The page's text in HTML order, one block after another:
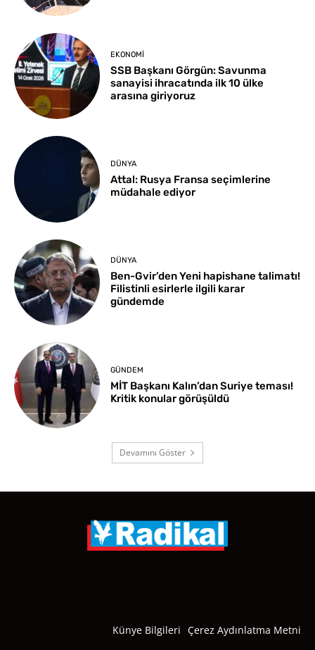
EKONOMI
SSB Başkanı Görgün: Savunma
sanayisi ihracatında ilk 10 ülke
arasına giriyoruz
DÜNYA
Attal: Rusya Fransa seçimlerine
müdahale ediyor
DÜNYA
Ben-Gvir’den Yeni hapishane talimatı!
Filistinli esirlerle ilgili karar
gündemde
GÜNDEM
MİT Başkanı Kalın’dan Suriye teması!
Kritik konular görüşüldü
Devamını Göster
Künye Bilgileri Çerez Aydınlatma Metni